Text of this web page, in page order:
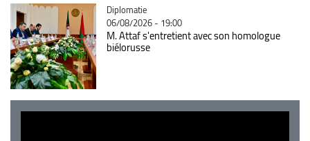
Catégorie
Diplomatie
06/08/2026 - 19:00
M. Attaf s'entretient avec son homologue
biélorusse